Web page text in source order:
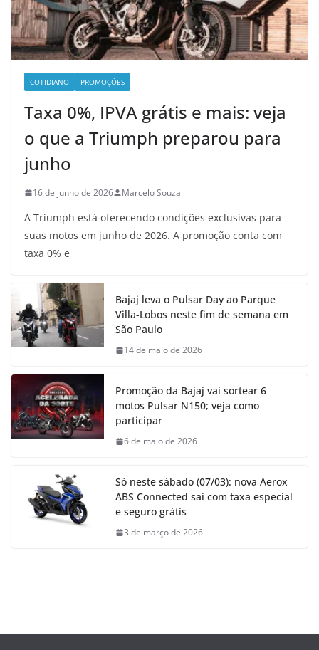
COTIDIANO PROMOÇÕES
Taxa 0%, IPVA grátis e mais: veja
o que a Triumph preparou para
junho
16 de junho de 2026 Marcelo Souza
A Triumph está oferecendo condições exclusivas para
suas motos em junho de 2026. A promoção conta com
taxa 0% e
Bajaj leva o Pulsar Day ao Parque
Villa-Lobos neste fim de semana em
São Paulo
14 de maio de 2026
Promoção da Bajaj vai sortear 6
motos Pulsar N150; veja como
participar
6 de maio de 2026
Só neste sábado (07/03): nova Aerox
ABS Connected sai com taxa especial
e seguro grátis
3 de março de 2026